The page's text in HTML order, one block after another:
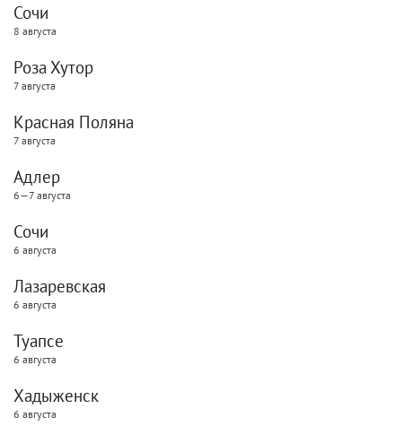
Сочи
8 августа
Роза Хутор
7 августа
Красная Поляна
7 августа
Адлер
6—7 августа
Сочи
6 августа
Лазаревская
6 августа
Туапсе
6 августа
Хадыженск
6 августа